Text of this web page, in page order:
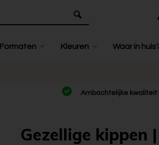
Formaten Kleuren Waar in
Ambachtelijke kwaliteit
Gezellige kippen